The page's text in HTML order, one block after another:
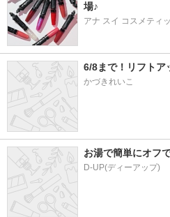
場♪
アナ スイ コスメティ
6/8まで！リフトア
かづきれいこ
お湯で簡単にオフ
D-UP(ディーアップ)